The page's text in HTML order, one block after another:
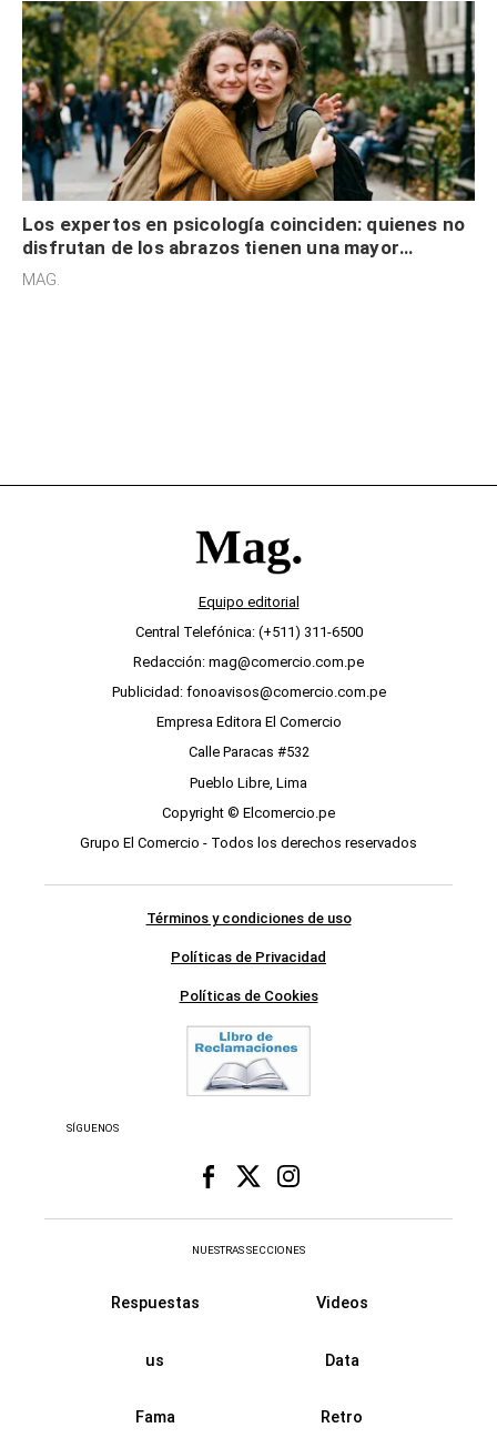
Los expertos en psicología coinciden: quienes no
disfrutan de los abrazos tienen una mayor
sensibilidad a los estímulos físicos y no es por
MAG.
Equipo editorial
Central Telefónica: (+511) 311-6500
Redacción: mag@comercio.com.pe
Publicidad: fonoavisos@comercio.com.pe
Empresa Editora El Comercio
Calle Paracas #532
Pueblo Libre, Lima
Copyright © Elcomercio.pe
Grupo El Comercio - Todos los derechos reservados
Términos y condiciones de uso
Políticas de Privacidad
Políticas de Cookies
SÍGUENOS
NUESTRAS SECCIONES
Respuestas Videos
us Data
Fama Retro